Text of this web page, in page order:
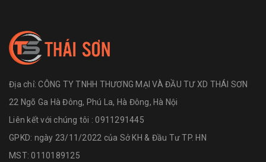
Địa chỉ:CÔNG TY TNHH THƯƠNG MẠI VÀ ĐẦU TƯ XD THÁI SƠN
22 Ngõ Ga Hà Đông, Phú La, Hà Đông, Hà Nội
Liên kết với chúng tôi : 0911291445
GPKD: ngày 23/11/2022 của Sở KH & Đầu Tư TP. HN
MST: 0110189125